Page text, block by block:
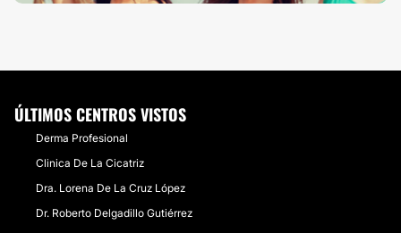
ÚLTIMOS CENTROS VISTOS
Derma Profesional
Clinica De La Cicatriz
Dra. Lorena De La Cruz López
Dr. Roberto Delgadillo Gutiérrez